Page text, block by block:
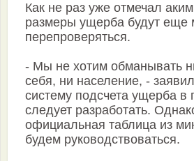
Как не раз уже отмечал
размеры ущерба будут еще
перепроверяться.
- Мы не хотим обманывать
себя, ни население, -
систему подсчета ущерба
следует разработать.
официальная таблица из
будем руководствоваться.